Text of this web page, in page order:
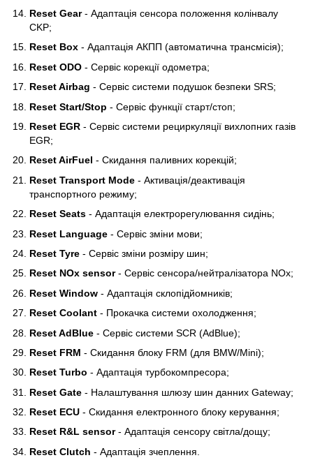
Reset Gear- Адаптація сенсора положення колінвалу
CKP;
Reset Box - Адаптація АКПП (автоматична трансмісія);
Reset ODO - Сервіс корекції одометра;
Reset Airbag - Сервіс системи подушок безпеки SRS;
Reset Start/Stop - Сервіс функції старт/стоп;
Reset EGR - Сервіс системи рециркуляції вихлопних газів
EGR;
Reset AirFuel - Скидання паливних корекцій;
Reset Transport Mode - Активація/деактивація
транспортного режиму;
Reset Seats - Адаптація електрорегулювання сидінь;
Reset Language - Сервіс зміни мови;
Reset Tyre - Сервіс зміни розміру шин;
Reset NOx sensor- Сервіс сенсора/нейтралізатора NOx;
Reset Window - Адаптація склопідйомників;
Reset Coolant - Прокачка системи охолодження;
Reset AdBlue - Сервіс системи SCR (AdBlue);
Reset FRM - Скидання блоку FRM (для BMW/Mini);
Reset Turbo - Адаптація турбокомпресора;
Reset Gate - Налаштування шлюзу шин данних Gateway;
Reset ECU - Скидання електронного блоку керування;
Reset R&L sensor- Адаптація сенсору світла/дощу;
Reset Clutch - Адаптація зчеплення.